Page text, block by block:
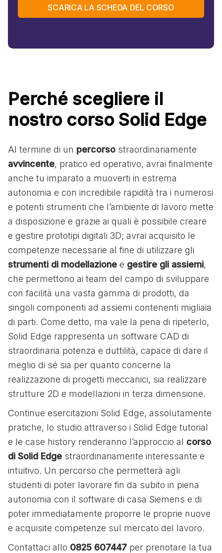
SCARICA LA SCHEDA DEL CORSO
Perché scegliere il
nostro corso Solid Edge
Al termine di un percorso straordinariamente
avvincente, pratico ed operativo, avrai finalmente
anche tu imparato a muoverti in estrema
autonomia e con incredibile rapidità tra i numerosi
e potenti strumenti che l’ambiente di lavoro mette
a disposizione e grazie ai quali è possibile creare
e gestire prototipi digitali 3D; avrai acquisito le
competenze necessarie al fine di utilizzare gli
strumenti di modellazione e gestire gli assiemi,
che permettono ai team del campo di sviluppare
con facilità una vasta gamma di prodotti, da
singoli componenti ad assiemi contenenti migliaia
di parti. Come detto, ma vale la pena di ripeterlo,
Solid Edge rappresenta un software CAD di
straordinaria potenza e duttilità, capace di dare il
meglio di sé sia per quanto concerne la
realizzazione di progetti meccanici, sia realizzare
strutture 2D e modellazioni in terza dimensione.
Continue esercitazioni Solid Edge, assolutamente
pratiche, lo studio attraverso i Solid Edge tutorial
e le case history renderanno l’approccio al corso
di Solid Edge straordinariamente interessante e
intuitivo. Un percorso che permetterà agli
studenti di poter lavorare fin da subito in piena
autonomia con il software di casa Siemens e di
poter immediatamente proporre le proprie nuove
e acquisite competenze sul mercato del lavoro.
Contattaci allo 0825 607447 per prenotare la tua